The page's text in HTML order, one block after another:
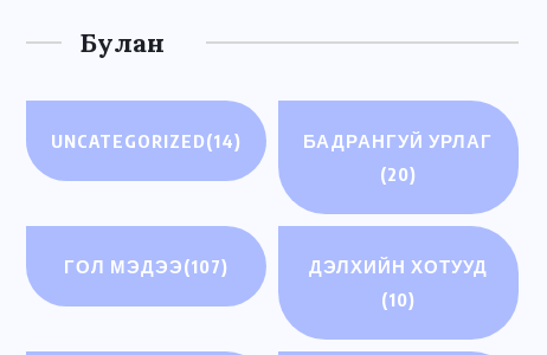
Булан
UNCATEGORIZED(14)
БАДРАНГУЙ УРЛАГ
(20)
ГОЛ МЭДЭЭ(107)
ДЭЛХИЙН ХОТУУД
(10)